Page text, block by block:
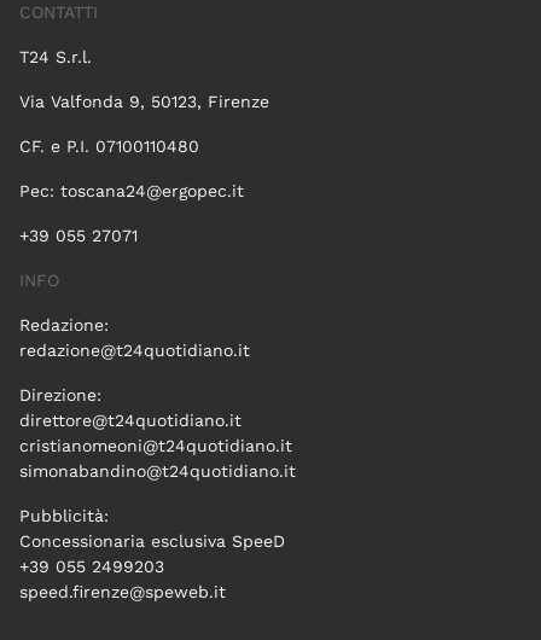
CONTATTI
T24 S.r.l.
Via Valfonda 9, 50123, Firenze
CF. e P.I. 07100110480
Pec: toscana24@ergopec.it
+39 055 27071
INFO
Redazione:
redazione@t24quotidiano.it
Direzione:
direttore@t24quotidiano.it
cristianomeoni@t24quotidiano.it
simonabandino@t24quotidiano.it
Pubblicità:
Concessionaria esclusiva SpeeD
+39 055 2499203
speed.firenze@speweb.it